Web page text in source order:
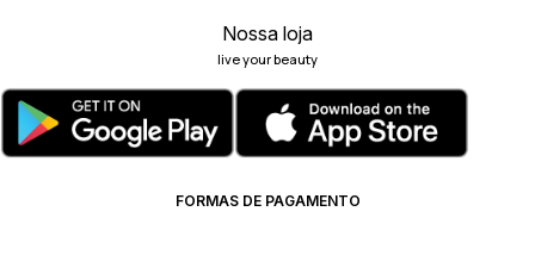
Nossa loja
live your beauty
FORMAS DE PAGAMENTO